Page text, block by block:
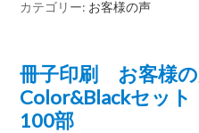
カテゴリー: お客様の声
冊子印刷 お客様
Color&Blackセッ
100部